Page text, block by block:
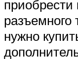
приобрести
разъемного
нужно